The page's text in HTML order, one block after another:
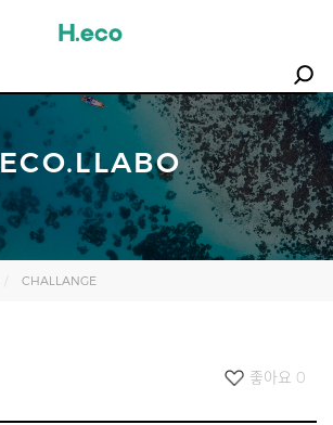
ECO.LLABO
CHALLANGE
좋아요 0